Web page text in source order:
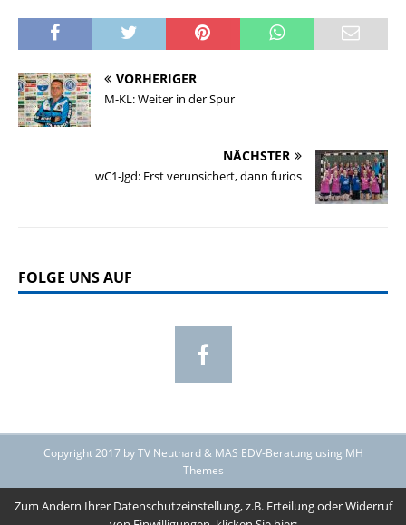
VORHERIGER
M-KL: Weiter in der Spur
NÄCHSTER
wC1-Jgd: Erst verunsichert, dann furios
FOLGE UNS AUF
Copyright 2017 by TV Neuthard & MAS EDV-Beratung using MH
Themes
Zum Ändern Ihrer Datenschutzeinstellung, z.B. Erteilung oder Widerruf